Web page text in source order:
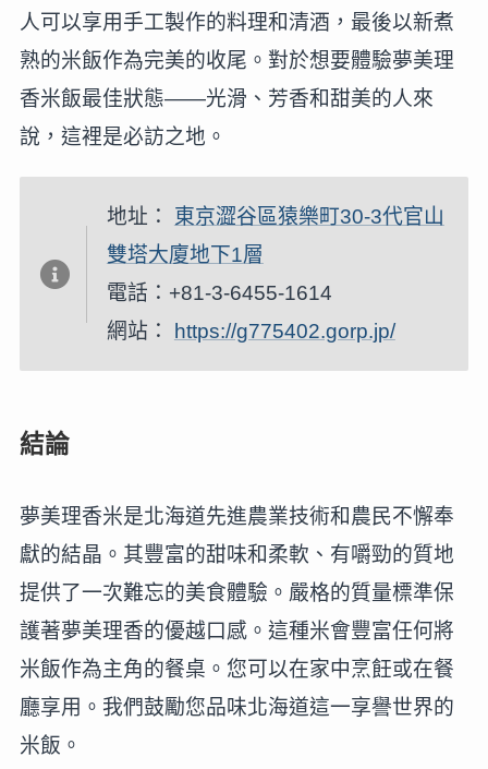
人可以享用手工製作的料理和清酒，最後以新煮
熟的米飯作為完美的收尾。對於想要體驗夢美理
香米飯最佳狀態——光滑、芳香和甜美的人來
說，這裡是必訪之地。
地址： 東京澀谷區猿樂町30-3代官山
雙塔大廈地下1層
電話：+81-3-6455-1614
網站：
https://g775402.gorp.jp/
結論
夢美理香米是北海道先進農業技術和農民不懈奉
獻的結晶。其豐富的甜味和柔軟、有嚼勁的質地
提供了一次難忘的美食體驗。嚴格的質量標準保
護著夢美理香的優越口感。這種米會豐富任何將
米飯作為主角的餐桌。您可以在家中烹飪或在餐
廳享用。我們鼓勵您品味北海道這一享譽世界的
米飯。